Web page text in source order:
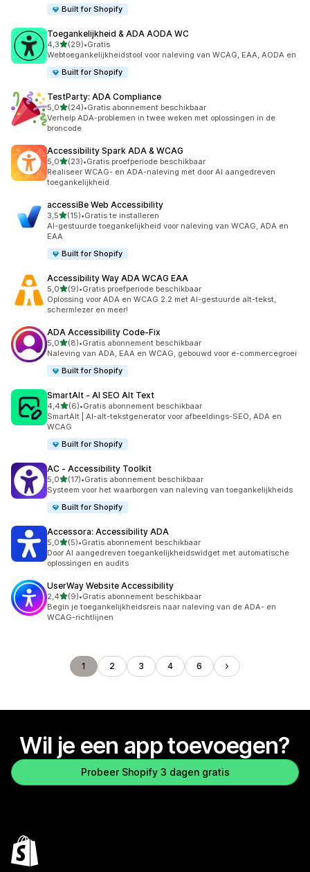
Built for Shopify
Toegankelijkheid & ADA AODA WC
4,3van 5 sterren
(29)
29 recensies in totaal
•Gratis
Webtoegankelijkheidstool voor naleving van WCAG, EAA, AODA en
Built for Shopify
TestParty: ADA Compliance
5,0van 5 sterren
(24)
24 recensies in totaal
•Gratis abonnement beschikbaar
Verhelp ADA-problemen in twee weken met oplossingen in de
broncode
Accessibility Spark ADA & WCAG
5,0van 5 sterren
(23)
23 recensies in totaal
•Gratis proefperiode beschikbaar
Realiseer WCAG- en ADA-naleving met door AI aangedreven
toegankelijkheid.
accessiBe Web Accessibility
3,5van 5 sterren
(15)
15 recensies in totaal
•Gratis te installeren
AI-gestuurde toegankelijkheid voor naleving van WCAG, ADA en
EAA
Built for Shopify
Accessibility Way ADA WCAG EAA
5,0van 5 sterren
(9)
9 recensies in totaal
•Gratis proefperiode beschikbaar
Oplossing voor ADA en WCAG 2.2 met AI-gestuurde alt-tekst,
schermlezer en meer!
ADA Accessibility Code‑Fix
5,0van 5 sterren
(8)
8 recensies in totaal
•Gratis abonnement beschikbaar
Naleving van ADA, EAA en WCAG, gebouwd voor e-commercegroei
Built for Shopify
SmartAlt ‑ AI SEO Alt Text
4,4van 5 sterren
(6)
6 recensies in totaal
•Gratis abonnement beschikbaar
SmartAlt | AI-alt-tekstgenerator voor afbeeldings-SEO, ADA en
WCAG
Built for Shopify
AC ‑ Accessibility Toolkit
5,0van 5 sterren
(17)
17 recensies in totaal
•Gratis abonnement beschikbaar
Systeem voor het waarborgen van naleving van toegankelijkheids
Built for Shopify
Accessora: Accessibility ADA
5,0van 5 sterren
(5)
5 recensies in totaal
•Gratis abonnement beschikbaar
Door AI aangedreven toegankelijkheidswidget met automatische
oplossingen en audits
UserWay Website Accessibility
2,4van 5 sterren
(9)
9 recensies in totaal
•Gratis abonnement beschikbaar
Begin je toegankelijkheidsreis naar naleving van de ADA- en
WCAG-richtlijnen
1 2 3 4 6
Wil je een app toevoegen?
Probeer Shopify 3 dagen gratis